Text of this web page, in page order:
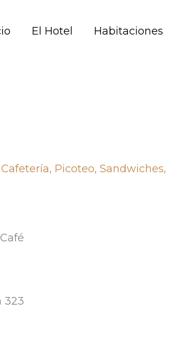
El Hotel Habitaciones
Cafetería, Picoteo,Sandwiches,
323